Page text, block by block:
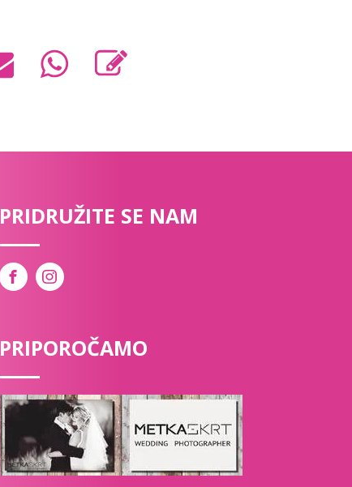
PRIDRUŽITE SE NAM
PRIPOROČAMO